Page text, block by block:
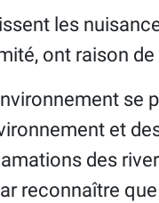
les
ont raison de
se
et
des
reconnaître